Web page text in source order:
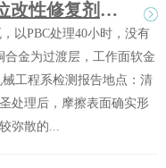
清华大学 摩圣—摩擦表面原位改性修复剂（PBC）作用分析试验报告之二
以PBC处理40小时，没有
合金为过渡层，工作面软金
工程系检测报告地点：清
处理后，摩擦表面确实形
弥散的...